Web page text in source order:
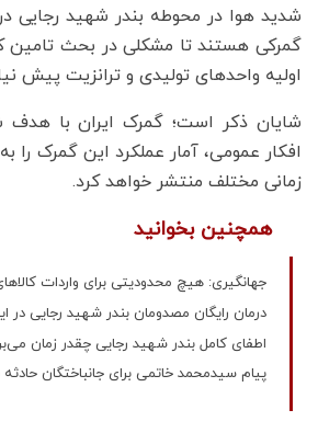
شدید هوا در محوطه بندر شهید رجایی
گمرکی هستند تا مشکلی در بحث تامین
اولیه واحدهای تولیدی و ترانزیت پیش
شایان ذکر است؛ گمرک ایران با هدف
افکار عمومی، آمار عملکرد این گمرک را
زمانی مختلف منتشر خواهد کرد.
همچنین بخوانید
جهانگیری: هیچ محدودیتی برای واردات
درمان رایگان مصدومان بندر شهید رجایی در
اطفای کامل بندر شهید رجایی چقدر زمان
پیام سیدمحمد خاتمی برای جانباختگان